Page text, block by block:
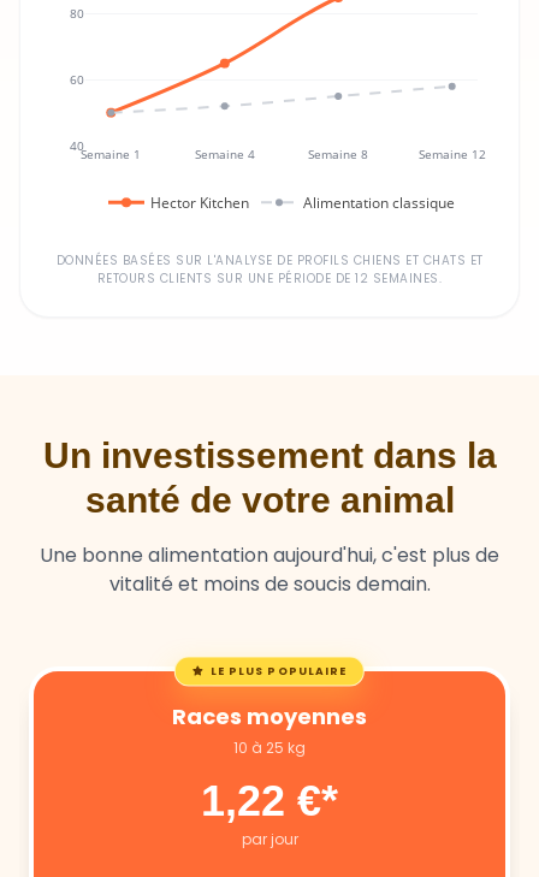
Semaine 1 Semaine 4 Semaine 8 Semaine 12
40
60
80
Hector Kitchen Alimentation classique
DONNÉES BASÉES SUR L'ANALYSE DE PROFILS CHIENS ET CHATS ET
RETOURS CLIENTS SUR UNE PÉRIODE DE 12 SEMAINES.
Un investissement dans la
santé de votre animal
Une bonne alimentation aujourd'hui, c'est plus de
vitalité et moins de soucis demain.
LE PLUS POPULAIRE
Races moyennes
10 à 25 kg
1,22 €*
par jour